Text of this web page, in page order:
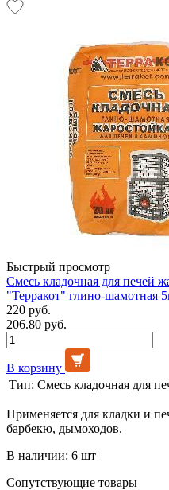
Быстрый просмотр
Смесь кладочная для печей
"Терракот" глино-шамотная
220 руб.
206.80 руб.
В корзину
Тип: Смесь кладочная для
Применяется для кладки и
барбекю, дымоходов.
В наличии: 6 шт
Сопутствующие товары